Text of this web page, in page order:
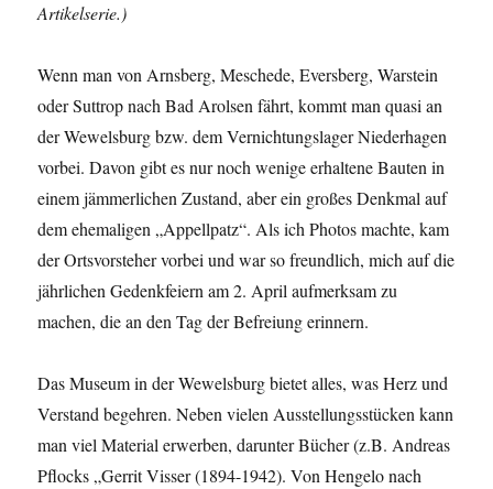
Artikelserie.)
Wenn man von Arnsberg, Meschede, Eversberg, Warstein
oder Suttrop nach Bad Arolsen fährt, kommt man quasi an
der Wewelsburg bzw. dem Vernichtungslager Niederhagen
vorbei. Davon gibt es nur noch wenige erhaltene Bauten in
einem jämmerlichen Zustand, aber ein großes Denkmal auf
dem ehemaligen „Appellpatz“. Als ich Photos machte, kam
der Ortsvorsteher vorbei und war so freundlich, mich auf die
jährlichen Gedenkfeiern am 2. April aufmerksam zu
machen, die an den Tag der Befreiung erinnern.
Das Museum in der Wewelsburg bietet alles, was Herz und
Verstand begehren. Neben vielen Ausstellungsstücken kann
man viel Material erwerben, darunter Bücher (z.B. Andreas
Pflocks „Gerrit Visser (1894-1942). Von Hengelo nach